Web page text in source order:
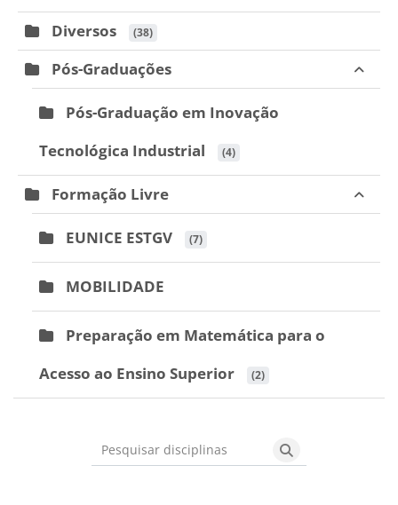
Diversos (38)
Pós-Graduações
Pós-Graduação em Inovação
Tecnológica Industrial
(4)
Formação Livre
EUNICE ESTGV (7)
MOBILIDADE
Preparação em Matemática para o
Acesso ao Ensino Superior
(2)
Pesquisar disciplinas
Pesquisar